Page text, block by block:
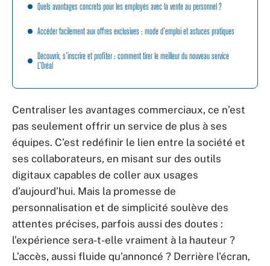
Quels avantages concrets pour les employés avec la vente au personnel ?
Accéder facilement aux offres exclusives : mode d’emploi et astuces pratiques
Découvrir, s’inscrire et profiter : comment tirer le meilleur du nouveau service
L’Oréal
Centraliser les avantages commerciaux, ce n’est
pas seulement offrir un service de plus à ses
équipes. C’est redéfinir le lien entre la société et
ses collaborateurs, en misant sur des outils
digitaux capables de coller aux usages
d’aujourd’hui. Mais la promesse de
personnalisation et de simplicité soulève des
attentes précises, parfois aussi des doutes :
l’expérience sera-t-elle vraiment à la hauteur ?
L’accès, aussi fluide qu’annoncé ? Derrière l’écran,